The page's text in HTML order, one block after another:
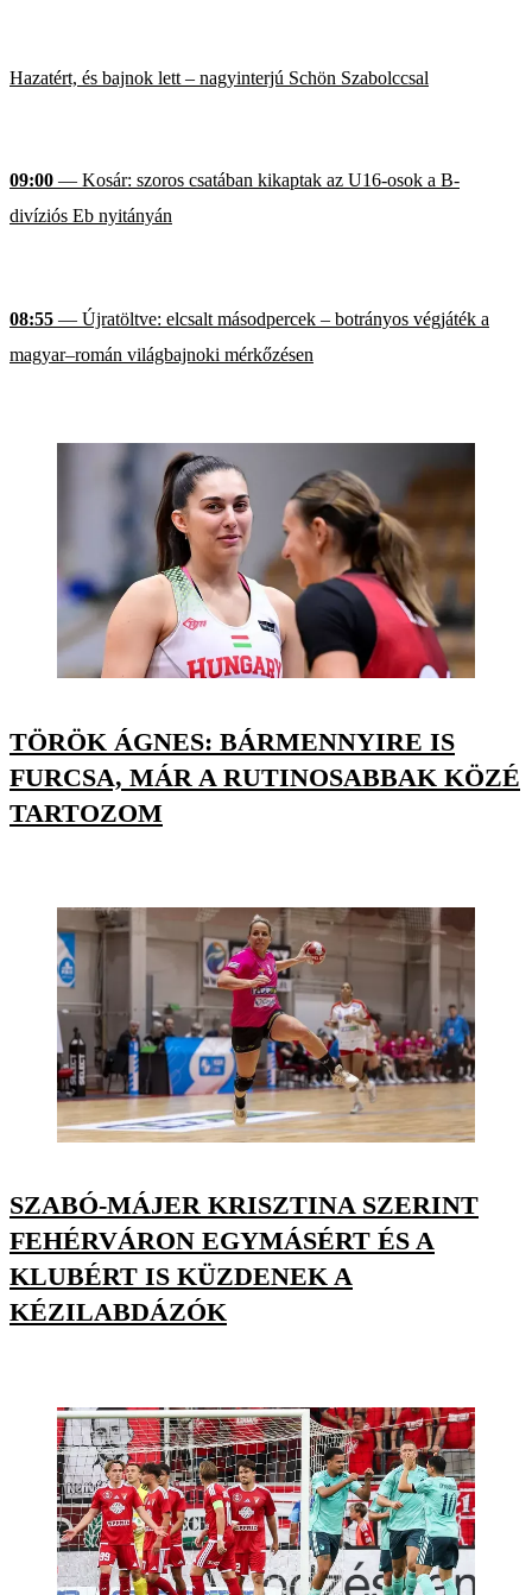
Hazatért, és bajnok lett – nagyinterjú Schön Szabolccsal
09:00 — Kosár: szoros csatában kikaptak az U16-osok a B-
divíziós Eb nyitányán
08:55 — Újratöltve: elcsalt másodpercek – botrányos végjáték a
magyar–román világbajnoki mérkőzésen
TÖRÖK ÁGNES: BÁRMENNYIRE IS
FURCSA, MÁR A RUTINOSABBAK KÖZÉ
TARTOZOM
SZABÓ-MÁJER KRISZTINA SZERINT
FEHÉRVÁRON EGYMÁSÉRT ÉS A
KLUBÉRT IS KÜZDENEK A
KÉZILABDÁZÓK